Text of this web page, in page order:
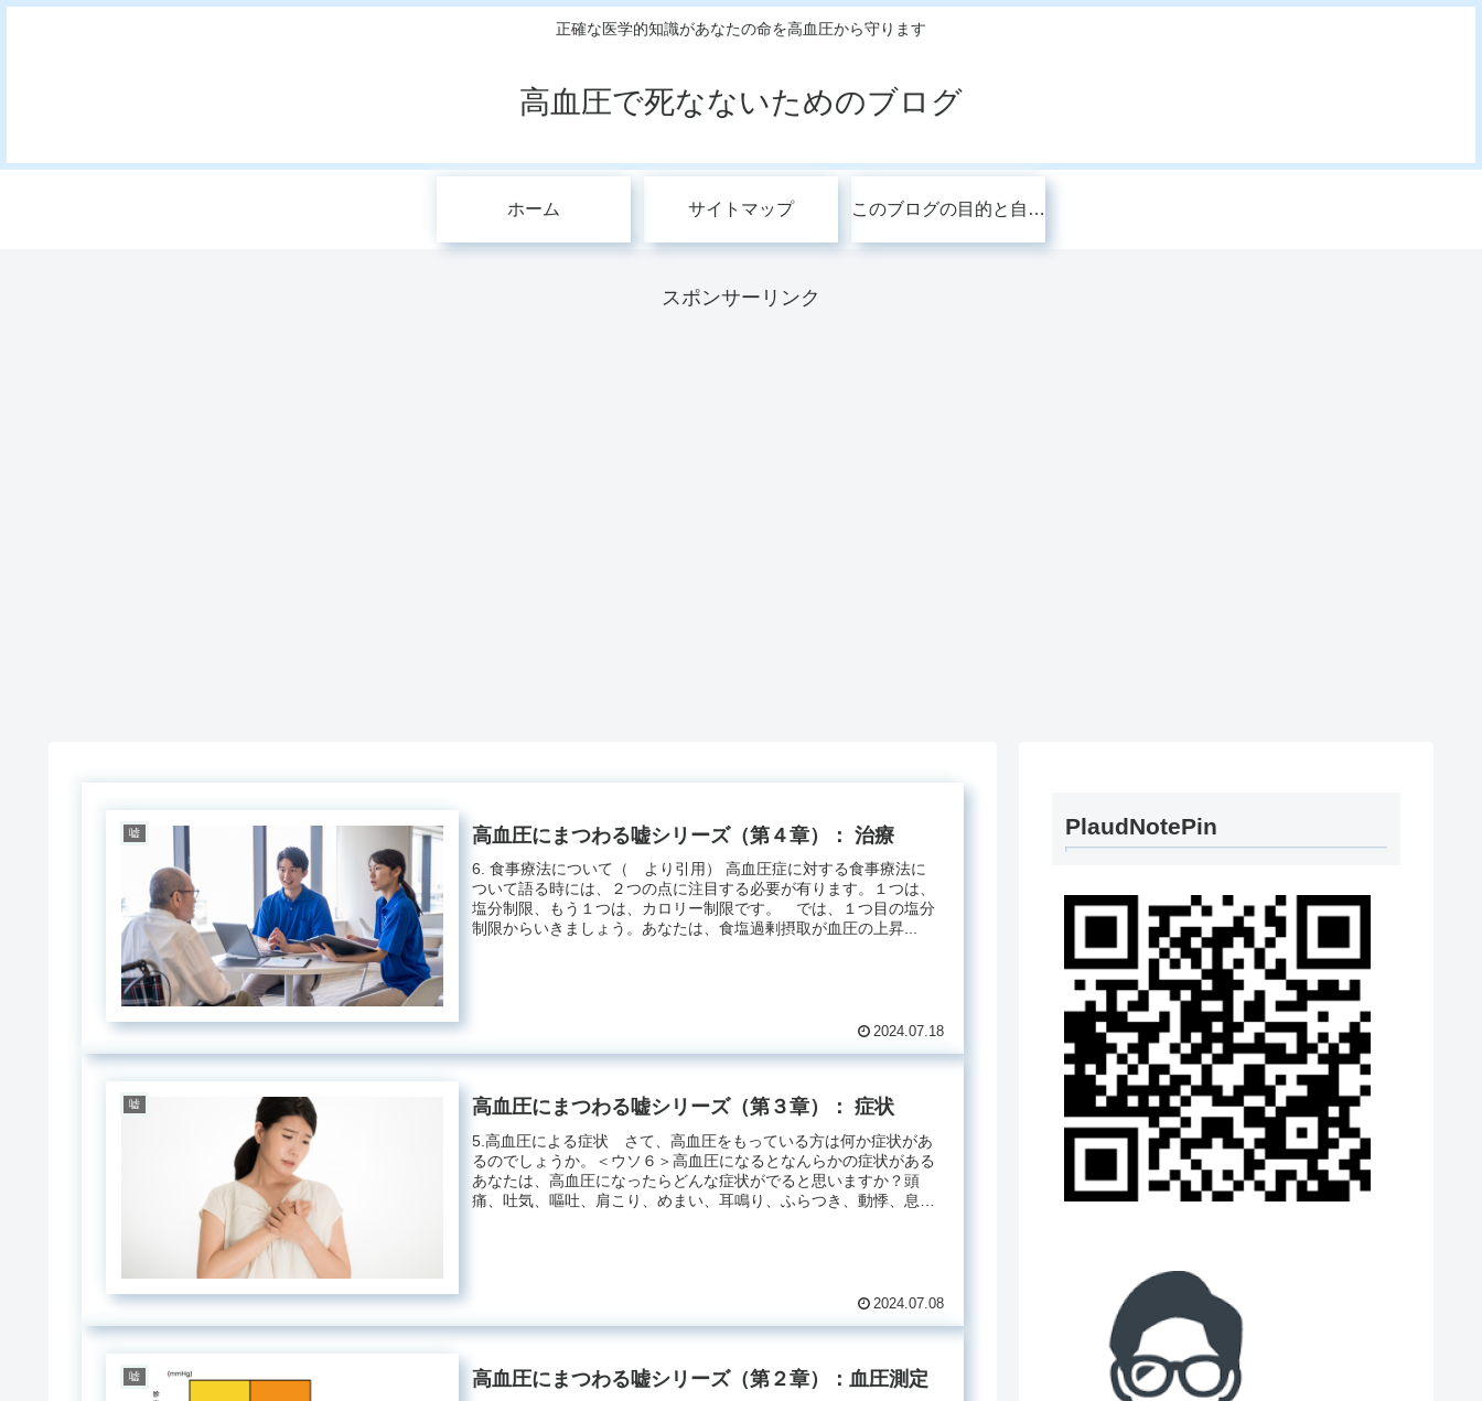
正確な医学的知識があなたの命を高血圧から守ります
高血圧で死なないためのブログ
ホーム サイトマップ このブログの目的と自己紹介
スポンサーリンク
嘘 高血圧にまつわる嘘シリーズ（第４章）： 治療
6. 食事療法について（ より引用） 高血圧症に対する食事療法に
ついて語る時には、２つの点に注目する必要が有ります。１つは、
塩分制限、もう１つは、カロリー制限です。 では、１つ目の塩分
制限からいきましょう。あなたは、食塩過剰摂取が血圧の上昇...
2024.07.18
嘘 高血圧にまつわる嘘シリーズ（第３章）： 症状
5.高血圧による症状 さて、高血圧をもっている方は何か症状があ
るのでしょうか。＜ウソ６＞高血圧になるとなんらかの症状がある
あなたは、高血圧になったらどんな症状がでると思いますか？頭
痛、吐気、嘔吐、肩こり、めまい、耳鳴り、ふらつき、動悸、息
2024.07.08
嘘 高血圧にまつわる嘘シリーズ（第２章）：血圧測定
PlaudNotePin